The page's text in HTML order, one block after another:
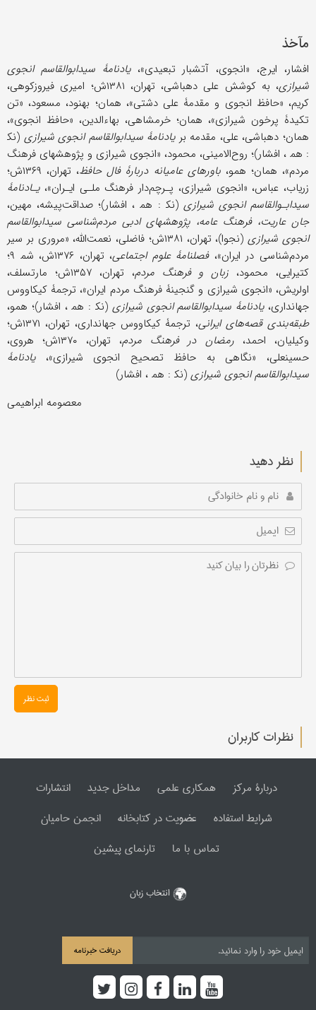
مآخذ
افشار، ایرج، «انجوی، آتشبار تبعیدی»،یادنامۀ سیدابوالقاسم انجوی
شیرازی
، به کوشش علی دهباشی، تهران، ۱۳۸۱ش؛ امیری فیروزکوهی،
کریم، «حافظ انجوی و مقدمۀ علی دشتی»، همان؛ بهنود، مسعود، «تن
تکیدۀ پرخون شیرازی»، همان؛ خرمشاهی، بهاءالدین، «حافظ انجوی»،
همان؛ دهباشی، علی، مقدمه بریادنامۀ سیدابوالقاسم انجوی شیرازی (نک‍
: هم‍ ، افشار)؛ روح‌الامینی، محمود، «انجوی شیرازی و پژوهشهای فرهنگ
مردم»، همان؛ همو،باورهای عامیانه دربارۀ فال حافظ
، تهران، ۱۳۶۹ش؛
زریاب، عباس، «انجوی شیرازی، پـرچم‌دار فرهنگ ملـی ایـران»،یـادنامۀ
سیدابـوالقاسم انجوی شیرازی (نک‍ : هم‍ ، افشار)؛ صداقت‌پیشه، مهین،
جان عاریت، فرهنگ عامه، پژوهشهای ادبی مردم‌شناسی سیدابوالقاسم
انجوی شیرازی
(نجوا)، تهران، ۱۳۸۱ش؛ فاضلی، نعمت‌الله، «مروری بر سیر
مردم‌شناسی در ایران»،فصلنامۀ علوم اجتماعی
، تهران، ۱۳۷۶ش، شم‍ ۹؛
کتیرایی، محمود، زبان و فرهنگ مردم
، تهران، ۱۳۵۷ش؛ مارتسلف،
اولریش، «انجوی شیرازی و گنجینۀ فرهنگ مردم ایران»، ترجمۀ کیکاووس
جهانداری،یادنامۀ سیدابوالقاسم انجوی شیرازی (نک‍ : هم‍ ، افشار)؛ همو،
طبقه‌بندی قصه‌های ایرانی
، ترجمۀ کیکاووس جهانداری، تهران، ۱۳۷۱ش؛
وکیلیان، احمد،رمضان در فرهنگ مردم
، تهران، ۱۳۷۰ش؛ هروی،
حسینعلی، «نگاهی به حافظ تصحیح انجوی شیرازی»،یادنامۀ
سیدابوالقاسم انجوی شیرازی (نک‍ : هم‍ ، افشار)
معصومه ابراهیمی
نظر دهید
ثبت نظر
نظرات کاربران
دربارۀ مرکز همکاری علمی مداخل جدید
انتشارات
شرایط استفاده
عضویت در کتابخانه
انجمن حامیان
تماس با ما
تارنمای پیشین
انتخاب زبان
دریافت خبرنامه